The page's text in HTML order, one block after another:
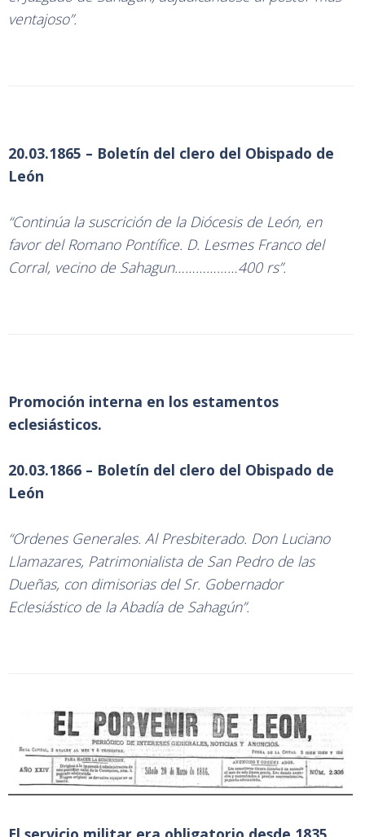
ventajoso”.
20.03.1865 – Boletín del clero del Obispado de
León
“Continúa la suscrición de la Diócesis de León, en
favor del Romano Pontífice. D. Lesmes Franco del
Corral, vecino de Sahagun………………400 rs”.
Promoción interna en los estamentos
eclesiásticos.
20.03.1866 – Boletín del clero del Obispado de
León
“Ordenes Generales. Al Presbiterado. Don Luciano
Llamazares, Patrimonialista de San Pedro de las
Dueñas, con dimisorias del Sr. Gobernador
Eclesiástico de la Abadía de Sahagún”.